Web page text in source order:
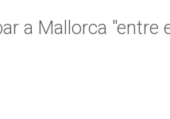
a Mallorca "entre